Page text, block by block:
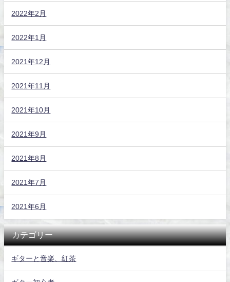
2022年2月
2022年1月
2021年12月
2021年11月
2021年10月
2021年9月
2021年8月
2021年7月
2021年6月
カテゴリー
ギターと音楽、紅茶